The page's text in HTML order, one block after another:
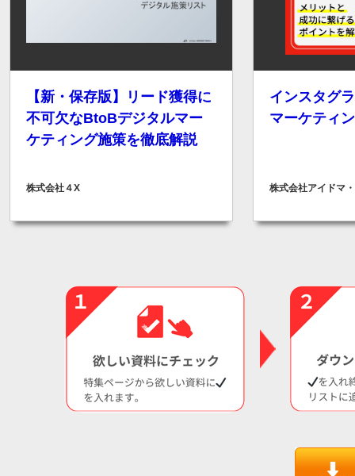
【新・保存版】リード獲得に
不可欠なBtoBデジタルマー
ケティング施策を徹底解説
株式会社４X
インスタグ
マーケティ
株式会社アイドマ